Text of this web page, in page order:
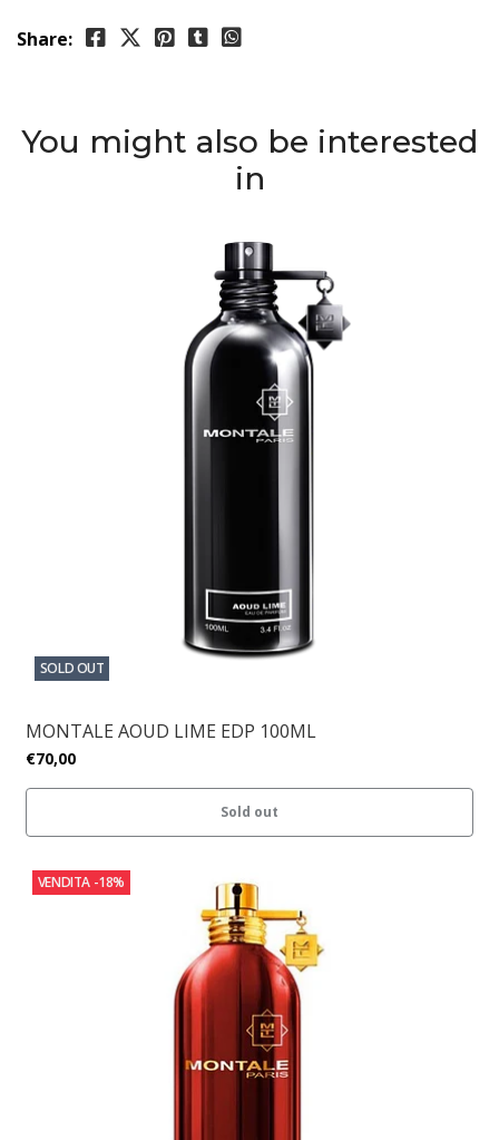
Share:
You might also be interested
in
SOLD OUT
MONTALE AOUD LIME EDP 100ML
€70,00
Sold out
VENDITA -18%